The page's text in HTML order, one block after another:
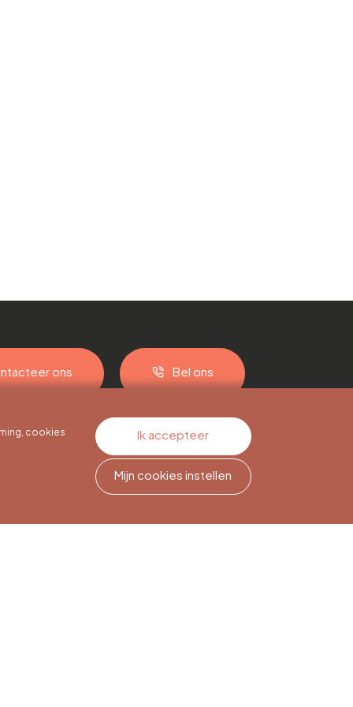
ons Bel ons
Nieuwsbriefabonnement
cookies
Ik accepteer
Mijn cookies instellen